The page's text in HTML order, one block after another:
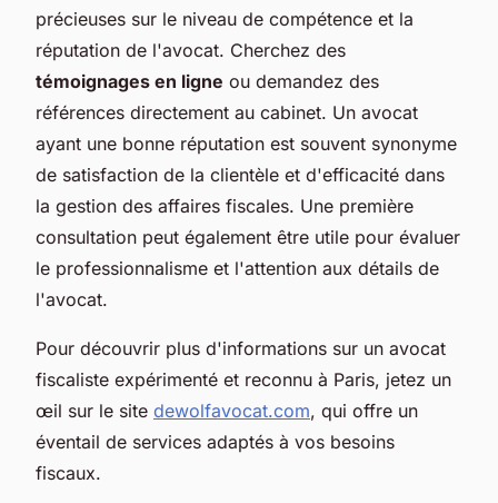
précieuses sur le niveau de compétence et la
réputation de l'avocat. Cherchez des
témoignages en ligne ou demandez des
références directement au cabinet. Un avocat
ayant une bonne réputation est souvent synonyme
de satisfaction de la clientèle et d'efficacité dans
la gestion des affaires fiscales. Une première
consultation peut également être utile pour évaluer
le professionnalisme et l'attention aux détails de
l'avocat.
Pour découvrir plus d'informations sur un avocat
fiscaliste expérimenté et reconnu à Paris, jetez un
œil sur le site dewolfavocat.com, qui offre un
éventail de services adaptés à vos besoins
fiscaux.